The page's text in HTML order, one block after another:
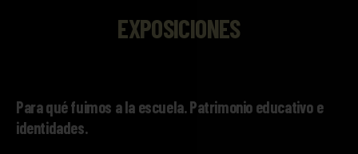
EXPOSICIONES
Para qué fuimos a la escuela. Patrimonio educativo e
identidades.